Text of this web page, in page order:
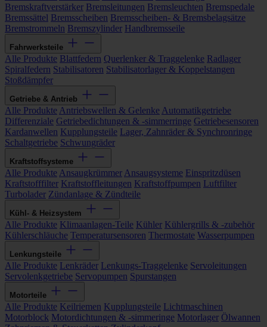
Bremskraftverstärker Bremsleitungen Bremsleuchten Bremspedale
Bremssättel Bremsscheiben Bremsscheiben- & Bremsbelagsätze
Bremstrommeln Bremszylinder Handbremsseile
Fahrwerksteile
Alle Produkte Blattfedern Querlenker & Traggelenke Radlager
Spiralfedern Stabilisatoren Stabilisatorlager & Koppelstangen
Stoßdämpfer
Getriebe & Antrieb
Alle Produkte Antriebswellen & Gelenke Automatikgetriebe
Differenziale Getriebedichtungen & -simmerringe Getriebesensoren
Kardanwellen Kupplungsteile Lager, Zahnräder & Synchronringe
Schaltgetriebe Schwungräder
Kraftstoffsysteme
Alle Produkte Ansaugkrümmer Ansaugsysteme Einspritzdüsen
Kraftstofffilter Kraftstoffleitungen Kraftstoffpumpen Luftfilter
Turbolader Zündanlage & Zündteile
Kühl- & Heizsystem
Alle Produkte Klimaanlagen-Teile Kühler Kühlergrills & -zubehör
Kühlerschläuche Temperatursensoren Thermostate Wasserpumpen
Lenkungsteile
Alle Produkte Lenkräder Lenkungs-Traggelenke Servoleitungen
Servolenkgetriebe Servopumpen Spurstangen
Motorteile
Alle Produkte Keilriemen Kupplungsteile Lichtmaschinen
Motorblock Motordichtungen & -simmeringe Motorlager Ölwannen